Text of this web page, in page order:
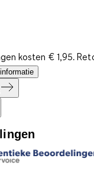
kosten € 1,95.